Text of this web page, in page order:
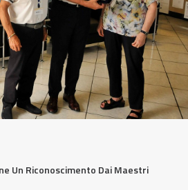
Un Riconoscimento Dai Maestri